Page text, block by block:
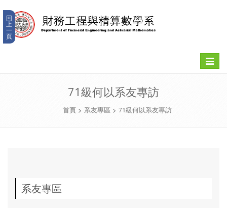
回
上
一
頁
Toggle
71級何以系友專訪
首頁 > 系友專區 > 71級何以系友專訪
系友專區